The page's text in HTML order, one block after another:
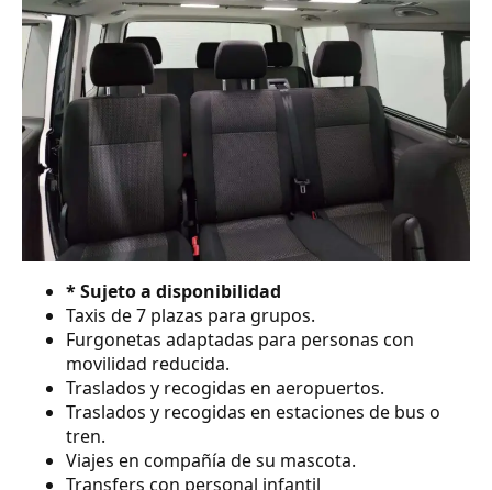
* Sujeto a disponibilidad
Taxis de 7 plazas para grupos.
Furgonetas adaptadas para personas con
movilidad reducida.
Traslados y recogidas en aeropuertos.
Traslados y recogidas en estaciones de bus o
tren.
Viajes en compañía de su mascota.
Transfers con personal infantil